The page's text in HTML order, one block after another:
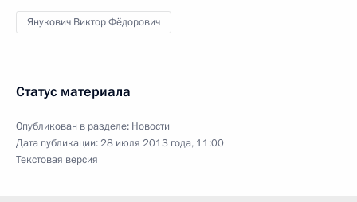
Янукович Виктор Фёдорович
Статус материала
Опубликован в разделе: Новости
Дата публикации:28 июля 2013 года, 11:00
Текстовая версия